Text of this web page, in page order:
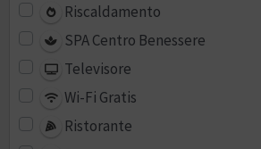
Riscaldamento
SPA Centro Benessere
Televisore
Wi-Fi Gratis
Ristorante